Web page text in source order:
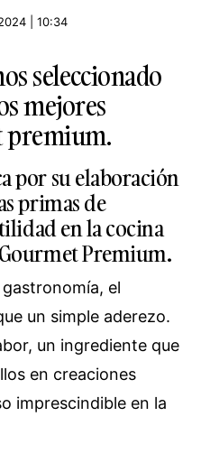
| 10:34
seleccionado
mejores
premium.
por su elaboración
primas de
en la cocina
Premium.
el
un simple aderezo.
un ingrediente que
en creaciones
imprescindible en la